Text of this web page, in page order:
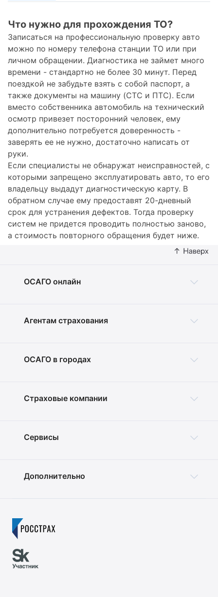
Что нужно для прохождения ТО?
Записаться на профессиональную проверку авто
можно по номеру телефона станции ТО или при
личном обращении. Диагностика не займет много
времени - стандартно не более 30 минут. Перед
поездкой не забудьте взять с собой паспорт, а
также документы на машину (СТС и ПТС). Если
вместо собственника автомобиль на технический
осмотр привезет посторонний человек, ему
дополнительно потребуется доверенность -
заверять ее не нужно, достаточно написать от
руки.
Если специалисты не обнаружат неисправностей, с
которыми запрещено эксплуатировать авто, то его
владельцу выдадут диагностическую карту. В
обратном случае ему предоставят 20-дневный
срок для устранения дефектов. Тогда проверку
систем не придется проводить полностью заново,
а стоимость повторного обращения будет ниже.
ОСАГО онлайн
Агентам страхования
ОСАГО в городах
Страховые компании
Сервисы
Дополнительно